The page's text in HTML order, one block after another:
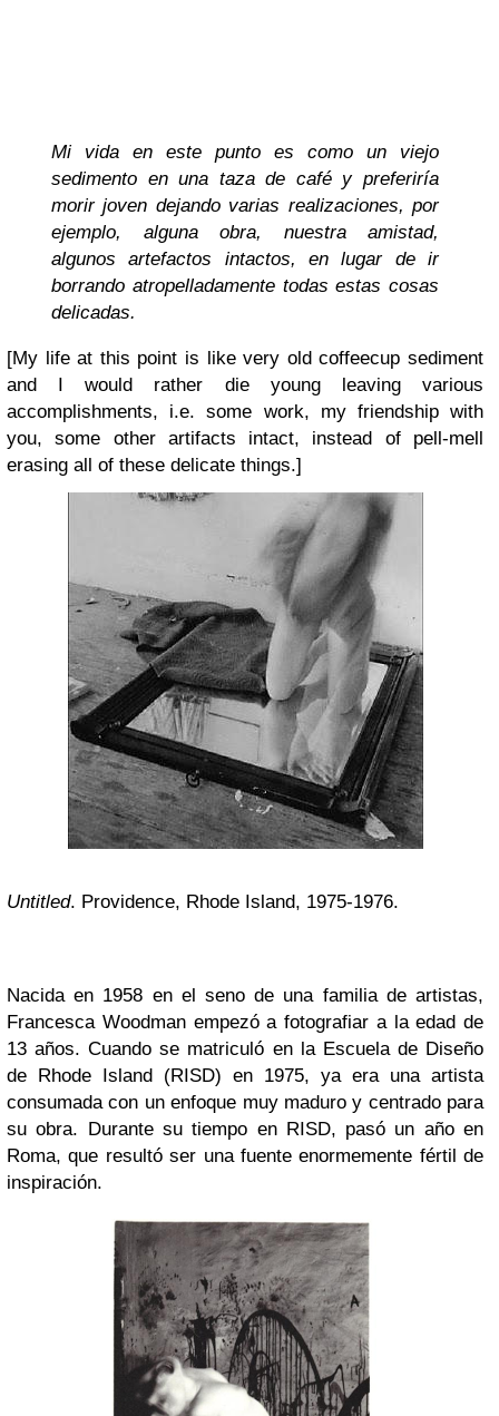
Mi vida en este punto es como un viejo
sedimento en una taza de café y preferiría
morir joven dejando varias realizaciones, por
ejemplo, alguna obra, nuestra amistad,
algunos artefactos intactos, en lugar de ir
borrando atropelladamente todas estas cosas
delicadas.
[My life at this point is like very old coffeecup sediment
and I would rather die young leaving various
accomplishments, i.e. some work, my friendship with
you, some other artifacts intact, instead of pell-mell
erasing all of these delicate things.]
Untitled. Providence, Rhode Island, 1975-1976.
Nacida en 1958 en el seno de una familia de artistas,
Francesca Woodman empezó a fotografiar a la edad de
13 años. Cuando se matriculó en la Escuela de Diseño
de Rhode Island (RISD) en 1975, ya era una artista
consumada con un enfoque muy maduro y centrado para
su obra. Durante su tiempo en RISD, pasó un año en
Roma, que resultó ser una fuente enormemente fértil de
inspiración.